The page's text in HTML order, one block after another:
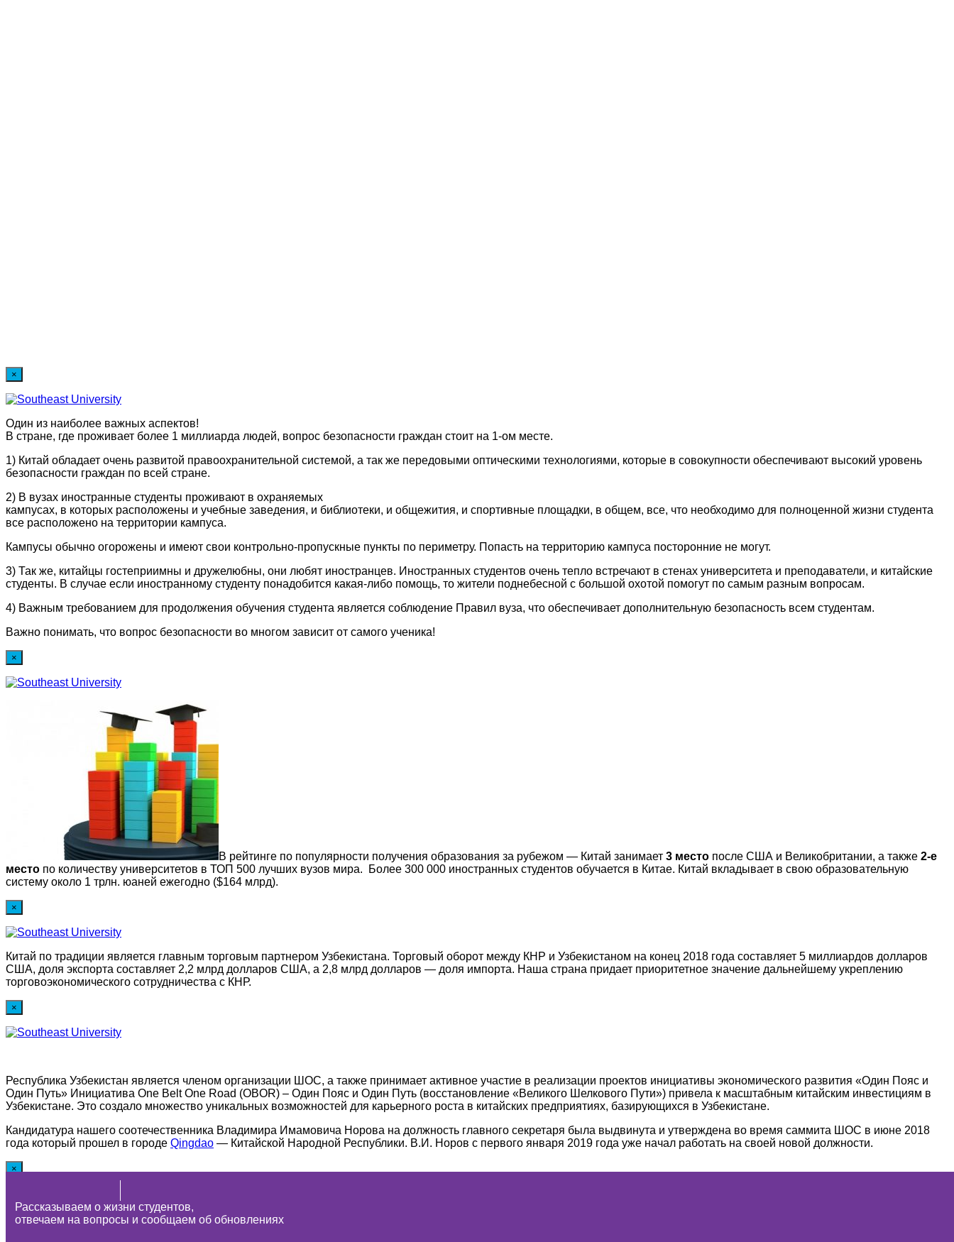
Рассказываем о жизни студентов,
отвечаем на вопросы и сообщаем об обновлениях
×
Один из наиболее важных аспектов!
В стране, где проживает более 1 миллиарда людей, вопрос безопасности граждан стоит на 1-ом месте.
1) Китай обладает очень развитой правоохранительной системой, а так же передовыми оптическими технологиями, которые в совокупности обеспечивают высокий уровень
безопасности граждан по всей стране.
2) В вузах иностранные студенты проживают в охраняемых
кампусах, в которых расположены и учебные заведения, и библиотеки, и общежития, и спортивные площадки, в общем, все, что необходимо для полноценной жизни студента
все расположено на территории кампуса.
Кампусы обычно огорожены и имеют свои контрольно-пропускные пункты по периметру. Попасть на территорию кампуса посторонние не могут.
3) Так же, китайцы гостеприимны и дружелюбны, они любят иностранцев. Иностранных студентов очень тепло встречают в стенах университета и преподаватели, и китайские
студенты. В случае если иностранному студенту понадобится какая-либо помощь, то жители поднебесной с большой охотой помогут по самым разным вопросам.
4) Важным требованием для продолжения обучения студента является соблюдение Правил вуза, что обеспечивает дополнительную безопасность всем студентам.
Важно понимать, что вопрос безопасности во многом зависит от самого ученика!
×
В рейтинге по популярности получения образования за рубежом — Китай занимает 3 место после США и Великобритании, а также 2-е
место по количеству университетов в ТОП 500 лучших вузов мира. Более 300 000 иностранных студентов обучается в Китае. Китай вкладывает в свою образовательную
систему около 1 трлн. юаней ежегодно ($164 млрд).
×
Китай по традиции является главным торговым партнером Узбекистана. Торговый оборот между КНР и Узбекистаном на конец 2018 года составляет 5 миллиардов долларов
США, доля экспорта составляет 2,2 млрд долларов США, а 2,8 млрд долларов — доля импорта. Наша страна придает приоритетное значение дальнейшему укреплению
торговоэкономического сотрудничества с КНР.
×
Республика Узбекистан является членом организации ШОС, а также принимает активное участие в реализации проектов инициативы экономического развития «Один Пояс и
Один Путь» Инициатива One Belt One Road (OBOR) – Один Пояс и Один Путь (восстановление «Великого Шелкового Пути») привела к масштабным китайским инвестициям в
Узбекистане. Это создало множество уникальных возможностей для карьерного роста в китайских предприятиях, базирующихся в Узбекистане.
Кандидатура нашего соотечественника Владимира Имамовича Норова на должность главного секретаря была выдвинута и утверждена во время саммита ШОС в июне 2018
года который прошел в городе Qingdao — Китайской Народной Республики. В.И. Норов с первого января 2019 года уже начал работать на своей новой должности.
×
С каждым годом востребованность специалистов со знанием китайского языка в странах мира, в том числе в Узбекистане, растёт. Быстрые темпы роста экономики и солидное